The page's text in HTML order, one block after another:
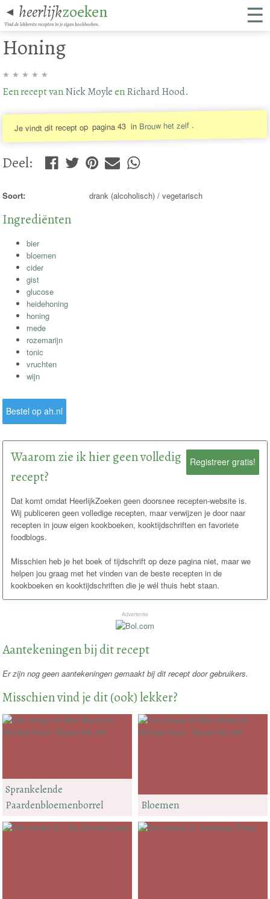
◄ heerlijkzoeken
Vind de lekkerste recepten in je eigen kookboeken. ☰
Honing
★ ★ ★ ★ ★
Een recept vanNick MoyleenRichard Hood.
Je vindt dit recept op pagina 43 in Brouw het zelf .
Deel:
Soort: drank (alcoholisch) / vegetarisch
Ingrediënten
bier
bloemen
cider
gist
glucose
heidehoning
honing
mede
rozemarijn
tonic
vruchten
wijn
Bestel op ah.nl
Registreer gratis!
Waarom zie ik hier geen volledig
recept?
Dat komt omdat HeerlijkZoeken geen doorsnee recepten-website is.
Wij publiceren geen volledige recepten, maar verwijzen je door naar
recepten in jouw eigen kookboeken, kooktijdschriften en favoriete
foodblogs.
Misschien heb je het boek of tijdschrift op deze pagina niet, maar we
helpen jou graag met het vinden van de beste recepten in de
kookboeken en kooktijdschriften die je wél thuis hebt staan.
Advertentie
Aantekeningen bij dit recept
Er zijn nog geen aantekeningen gemaakt bij dit recept door gebruikers.
Misschien vind je dit (ook) lekker?
Bloemen
Sprankelende
Paardenbloemenborrel